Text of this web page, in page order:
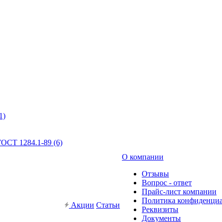
1284.1-89 (6)
Акции Статьи
О компании
Отзывы
Вопрос - ответ
Прайс-лист компании
Политика
Реквизиты
Документы